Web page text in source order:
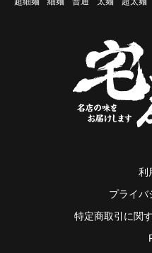
利
プライバ
特定商取引に関